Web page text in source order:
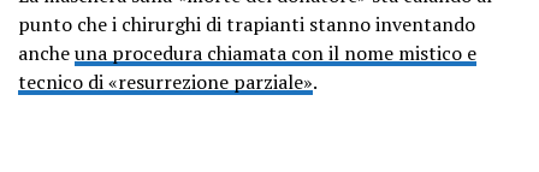
punto che i chirurghi di trapianti stanno inventando
ancheuna procedura chiamata con il nome mistico e
tecnico di «resurrezione parziale».